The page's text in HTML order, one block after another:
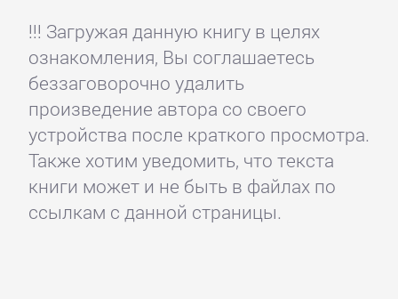
!!! Загружая данную книгу в целях
ознакомления, Вы соглашаетесь
беззаговорочно удалить
произведение автора со своего
устройства после краткого просмотра.
Также хотим уведомить, что текста
книги может и не быть в файлах по
ссылкам с данной страницы.